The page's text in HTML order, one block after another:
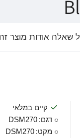
שאלה אודות מוצר זה
קיים במלאי
דגם: DSM270
מקט: DSM270